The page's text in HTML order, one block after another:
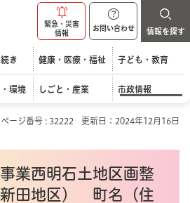
緊急・災害
情報
お問い合わせ 情報を探す
き 健康・医療・福祉 子ども・教育
環境 しごと・産業 市政情報
ページ番号 : 32222 更新日：2024年12月16日
業西明石土地区画整
田地区） 町名（住